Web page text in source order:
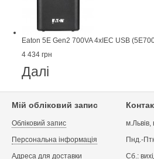
Eaton 5E Gen2 700VA 4xIEC USB
4 434 грн
Далі
Мій обліковий запис
Обліковий запис
Персональна інформація
Адреса для доставки
Пнд.-
Сб.: